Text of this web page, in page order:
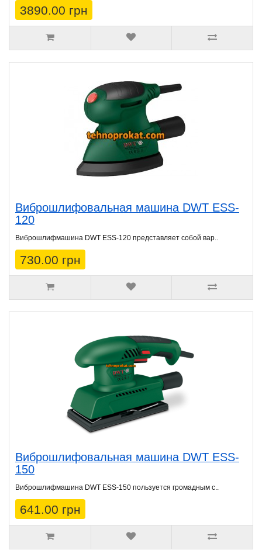
3890.00 грн
Виброшлифовальная машина DWT ESS-
120
Виброшлифмашина DWT ESS-120 представляет собой вар..
730.00 грн
Виброшлифовальная машина DWT ESS-
150
Виброшлифмашина DWT ESS-150 пользуется громадным с..
641.00 грн